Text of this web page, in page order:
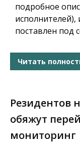
подробное
исполнителей),
поставлен под
Читать
Резидентов
обяжут
мониторинг